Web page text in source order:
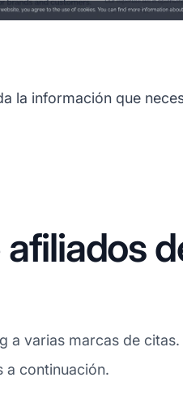
la información que
a varias marcas de citas.
a continuación.